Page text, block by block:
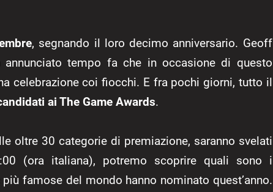
, segnando il loro decimo anniversario. Geoff
annunciato tempo fa che in occasione di questo
celebrazione coi fiocchi. E fra pochi giorni, tutto il
ai The Game Awards.
oltre 30 categorie di premiazione, saranno svelati
(ora italiana), potremo scoprire quali sono i
famose del mondo hanno nominato quest’anno.